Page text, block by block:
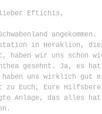
Eftichis,
angekommen.
in Heraklion,
haben wir uns schon
gesehnt. Ja, es
uns wirklich gut
zu Euch, Eure
Anlage, das alles